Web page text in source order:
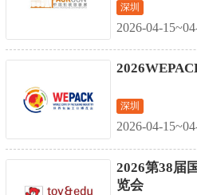
深圳
2026-04-
深圳
2026-04-
2026第38届
览会